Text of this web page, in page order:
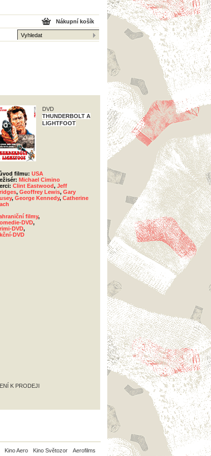
Nákupní košík
DVD
THUNDERBOLT A
LIGHTFOOT
filmu: USA
Michael Cimino
Clint Eastwood, Jeff
, Geoffrey Lewis, Gary
, George Kennedy, Catherine
filmy,
DVD,
DVD,
DVD
K PRODEJI
Kino Aero Kino Světozor Aerofilms